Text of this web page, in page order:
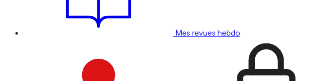
Mes revues hebdo